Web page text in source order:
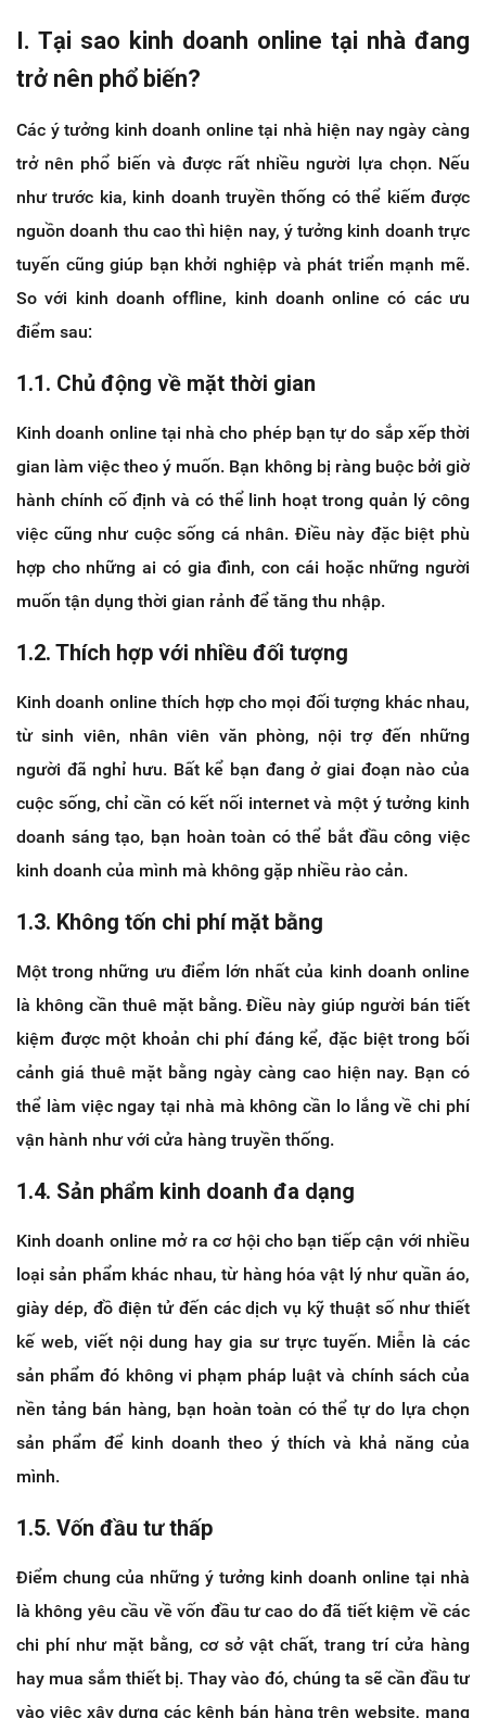
I. Tại sao kinh doanh online tại nhà đang
trở nên phổ biến?
Các ý tưởng kinh doanh online tại nhà hiện nay ngày càng
trở nên phổ biến và được rất nhiều người lựa chọn. Nếu
như trước kia, kinh doanh truyền thống có thể kiếm được
nguồn doanh thu cao thì hiện nay, ý tưởng kinh doanh trực
tuyến cũng giúp bạn khởi nghiệp và phát triển mạnh mẽ.
So với kinh doanh offline, kinh doanh online có các ưu
điểm sau:
1.1. Chủ động về mặt thời gian
Kinh doanh online tại nhà cho phép bạn tự do sắp xếp thời
gian làm việc theo ý muốn. Bạn không bị ràng buộc bởi giờ
hành chính cố định và có thể linh hoạt trong quản lý công
việc cũng như cuộc sống cá nhân. Điều này đặc biệt phù
hợp cho những ai có gia đình, con cái hoặc những người
muốn tận dụng thời gian rảnh để tăng thu nhập.
1.2. Thích hợp với nhiều đối tượng
Kinh doanh online thích hợp cho mọi đối tượng khác nhau,
từ sinh viên, nhân viên văn phòng, nội trợ đến những
người đã nghỉ hưu. Bất kể bạn đang ở giai đoạn nào của
cuộc sống, chỉ cần có kết nối internet và một ý tưởng kinh
doanh sáng tạo, bạn hoàn toàn có thể bắt đầu công việc
kinh doanh của mình mà không gặp nhiều rào cản.
1.3. Không tốn chi phí mặt bằng
Một trong những ưu điểm lớn nhất của kinh doanh online
là không cần thuê mặt bằng. Điều này giúp người bán tiết
kiệm được một khoản chi phí đáng kể, đặc biệt trong bối
cảnh giá thuê mặt bằng ngày càng cao hiện nay. Bạn có
thể làm việc ngay tại nhà mà không cần lo lắng về chi phí
vận hành như với cửa hàng truyền thống.
1.4. Sản phẩm kinh doanh đa dạng
Kinh doanh online mở ra cơ hội cho bạn tiếp cận với nhiều
loại sản phẩm khác nhau, từ hàng hóa vật lý như quần áo,
giày dép, đồ điện tử đến các dịch vụ kỹ thuật số như thiết
kế web, viết nội dung hay gia sư trực tuyến. Miễn là các
sản phẩm đó không vi phạm pháp luật và chính sách của
nền tảng bán hàng, bạn hoàn toàn có thể tự do lựa chọn
sản phẩm để kinh doanh theo ý thích và khả năng của
mình.
1.5. Vốn đầu tư thấp
Điểm chung của những ý tưởng kinh doanh online tại nhà
là không yêu cầu về vốn đầu tư cao do đã tiết kiệm về các
chi phí như mặt bằng, cơ sở vật chất, trang trí cửa hàng
hay mua sắm thiết bị. Thay vào đó, chúng ta sẽ cần đầu tư
vào việc xây dựng các kênh bán hàng trên website, mạng